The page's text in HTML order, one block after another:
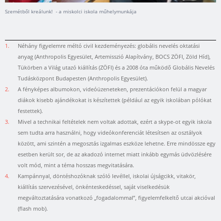
Szemétből kreálunk! - a miskolci iskola műhelymunkája
1.
Néhány figyelemre méltó civil kezdeményezés: globális nevelés oktatási
anyag (Anthropolis Egyesület, Artemisszió Alapítvány, BOCS ZÖFI, Zöld Híd),
Tükörben a Világ utazó kiállítás (ZÖFI) és a 2008 óta működő Globális Nevelés
Tudásközpont Budapesten (Anthropolis Egyesület).
2.
A fényképes albumokon, videóüzeneteken, prezentációkon felül a magyar
diákok kisebb ajándékokat is készítettek (például az egyik iskolában pólókat
festettek).
3.
Mivel a technikai feltételek nem voltak adottak, ezért a skype-ot egyik iskola
sem tudta arra használni, hogy videókonferenciát létesítsen az osztályok
között, ami szintén a megosztás izgalmas eszköze lehetne. Erre mindössze egy
esetben került sor, de az akadozó internet miatt inkább egymás üdvözlésére
volt mód, mint a téma hosszas megvitatására.
4.
Kampánnyal, döntéshozóknak szóló levéllel, iskolai újságcikk, vitakör,
kiállítás szervezésével, önkénteskedéssel, saját viselkedésük
megváltoztatására vonatkozó „fogadalommal”, figyelemfelkeltő utcai akcióval
(flash mob).